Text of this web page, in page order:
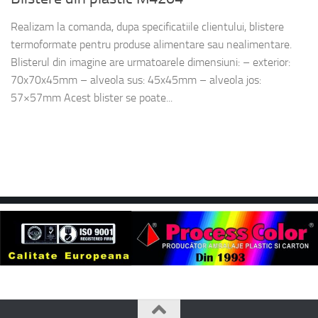
Realizam la comanda, dupa specificatiile clientului, blistere
termoformate pentru produse alimentare sau nealimentare.
Blisterul din imagine are urmatoarele dimensiuni: – exterior:
70x70x45mm – alveola sus: 45x45mm – alveola jos:
57×57mm Acest blister se poate...